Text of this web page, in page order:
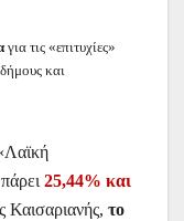
για τις «επιτυχίες»
και
25,44% και
Καισαριανής, το